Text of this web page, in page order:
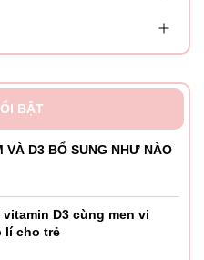
BẬT
VÀ D3 BỔ SUNG NHƯ NÀO
D3 cùng men vi
lí cho trẻ